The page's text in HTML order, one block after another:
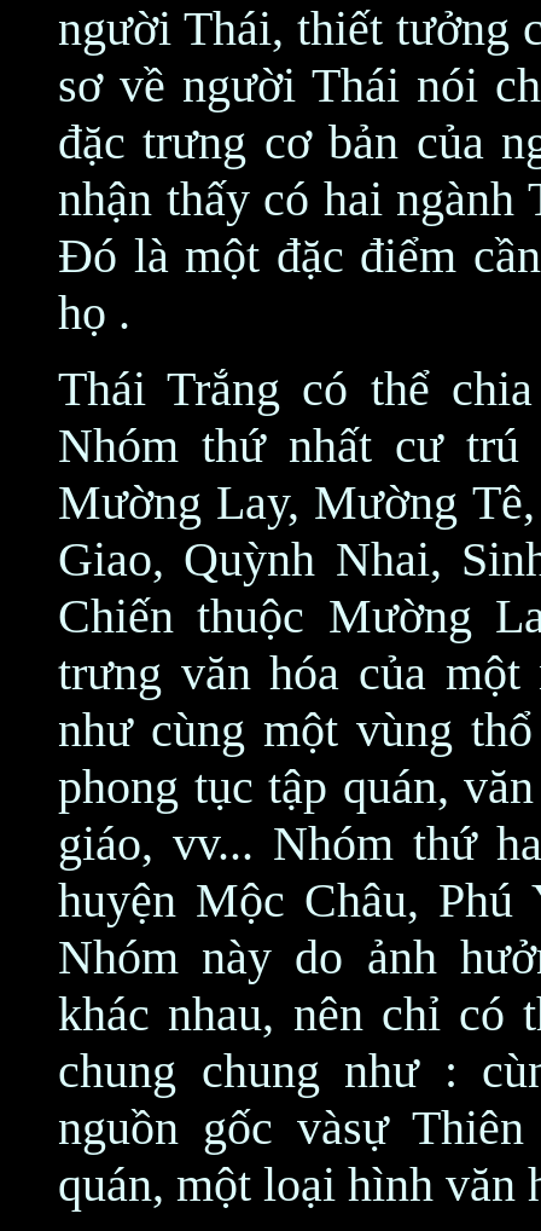
người Thái, thiết tưởng
sơ về người Thái nói
đặc trưng cơ bản của
nhận thấy có hai
Đó là một đặc điểm
họ .
Thái Trắng có thể
Nhóm thứ nhất cư trú
Mường Lay, Mường
Giao, Quỳnh Nhai,
Chiến thuộc Mường
trưng văn hóa của
như cùng một vùng
phong tục tập quán,
giáo, vv... Nhóm thứ
huyện Mộc Châu,
Nhóm này do ảnh
khác nhau, nên chỉ có
chung chung như :
nguồn gốc vàsự
quán, một loại hình văn